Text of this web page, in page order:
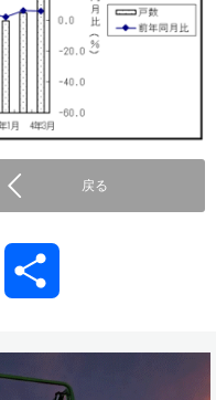
戻る